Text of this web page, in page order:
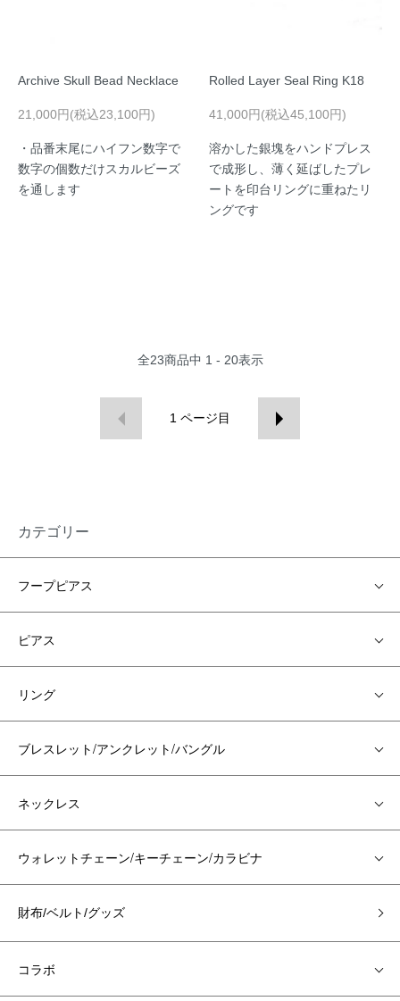
Archive Skull Bead Necklace
21,000円(税込23,100円)
・品番末尾にハイフン数字で
数字の個数だけスカルビーズ
を通します
Rolled Layer Seal Ring K18
41,000円(税込45,100円)
溶かした銀塊をハンドプレス
で成形し、薄く延ばしたプレ
ートを印台リングに重ねたリ
ングです
全23商品中 1 - 20表示
1 ページ目
カテゴリー
フープピアス
ピアス
リング
ブレスレット/アンクレット/バングル
ネックレス
ウォレットチェーン/キーチェーン/カラビナ
財布/ベルト/グッズ
コラボ